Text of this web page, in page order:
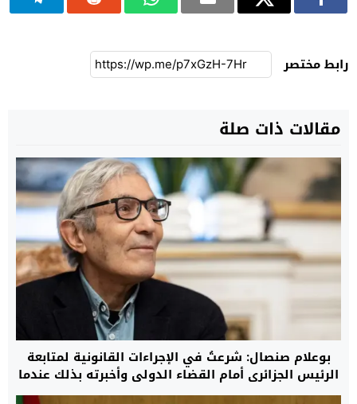
رابط مختصر
مقالات ذات صلة
بوعلام صنصال: شرعتُ في الإجراءات القانونية لمتابعة
الرئيس الجزائري أمام القضاء الدولي وأخبرته بذلك عندما
كنت معتقلا